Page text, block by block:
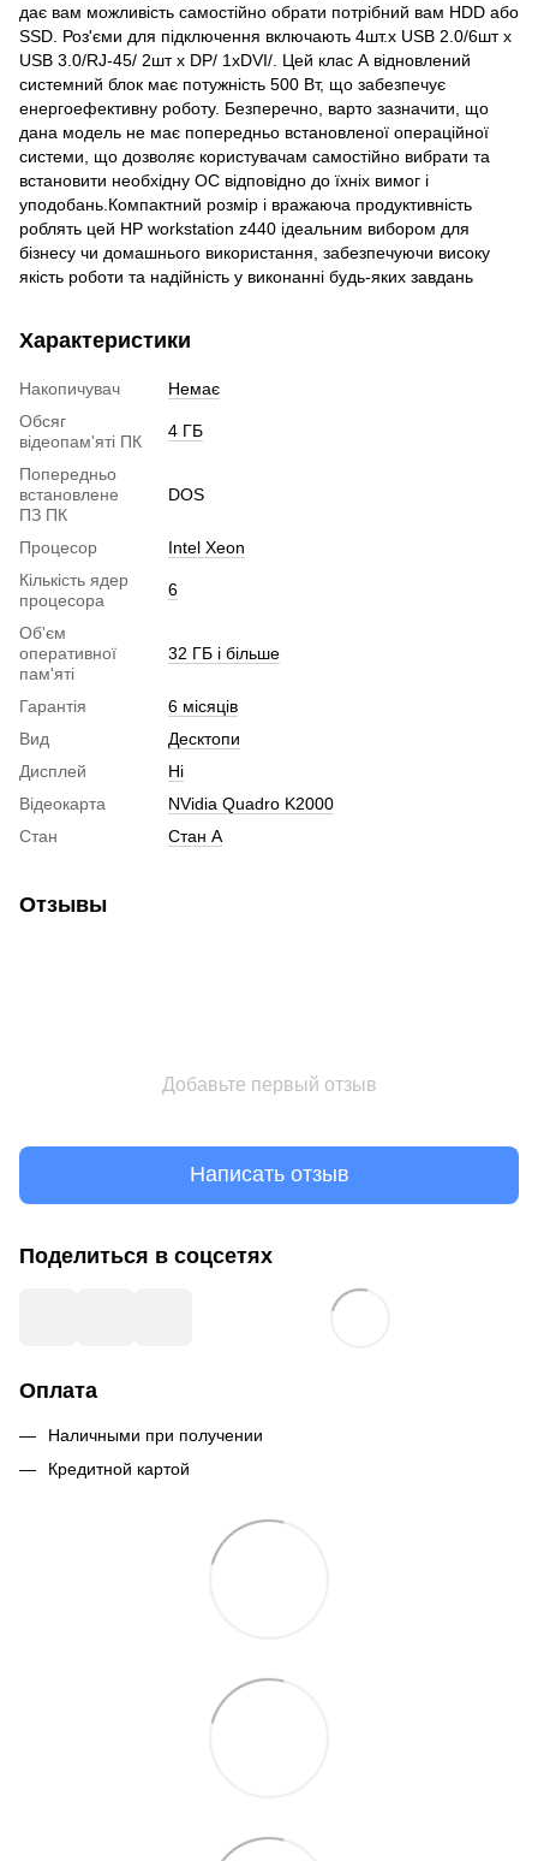
дає вам можливість самостійно обрати потрібний вам HDD або
SSD. Роз'єми для підключення включають 4шт.x USB 2.0/6шт x
USB 3.0/RJ-45/ 2шт x DP/ 1хDVI/. Цей клас А відновлений
системний блок має потужність 500 Вт, що забезпечує
енергоефективну роботу. Безперечно, варто зазначити, що
дана модель не має попередньо встановленої операційної
системи, що дозволяє користувачам самостійно вибрати та
встановити необхідну ОС відповідно до їхніх вимог і
уподобань.Компактний розмір і вражаюча продуктивність
роблять цей HP workstation z440 ідеальним вибором для
бізнесу чи домашнього використання, забезпечуючи високу
якість роботи та надійність у виконанні будь-яких завдань
Характеристики
Накопичувач
Немає
Обсяг
відеопам'яті ПК
4 ГБ
Попередньо
встановлене
ПЗ ПК
DOS
Процесор
Intel Xeon
Кількість ядер
процесора
6
Об'єм
оперативної
пам'яті
32 ГБ і більше
Гарантія
6 місяців
Вид
Десктопи
Дисплей
Ні
Відеокарта
NVidia Quadro K2000
Стан
Стан A
Отзывы
Добавьте первый отзыв
Написать отзыв
Поделиться в соцсетях
Оплата
Наличными при получении
Кредитной картой